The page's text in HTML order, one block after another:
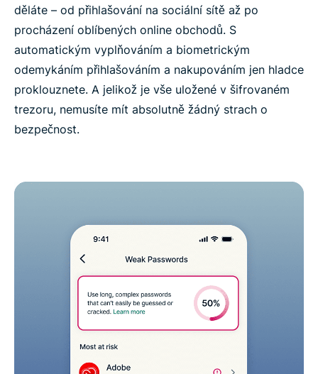
děláte – od přihlašování na sociální sítě až po
procházení oblíbených online obchodů. S
automatickým vyplňováním a biometrickým
odemykáním přihlašováním a nakupováním jen hladce
proklouznete. A jelikož je vše uložené v šifrovaném
trezoru, nemusíte mít absolutně žádný strach o
bezpečnost.